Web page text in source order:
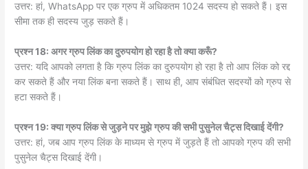
उत्तर: हां, WhatsApp पर एक ग्रुप में अधिकतम 1024 सदस्य हो सकते हैं। इस
सीमा तक ही सदस्य जुड़ सकते हैं।
प्रश्न 18: अगर ग्रुप लिंक का दुरुपयोग हो रहा है तो क्या करूँ?
उत्तर: यदि आपको लगता है कि ग्रुप लिंक का दुरुपयोग हो रहा है तो आप लिंक को रद्द
कर सकते हैं और नया लिंक बना सकते हैं। साथ ही, आप संबंधित सदस्यों को ग्रुप से
हटा सकते हैं।
प्रश्न 19: क्या ग्रुप लिंक से जुड़ने पर मुझे ग्रुप की सभी पुसुनेल चैट्स दिखाई देंगी?
उत्तर: हां, जब आप ग्रुप लिंक के माध्यम से ग्रुप में जुड़ते हैं तो आपको ग्रुप की सभी
पुसुनेल चैट्स दिखाई देंगी।